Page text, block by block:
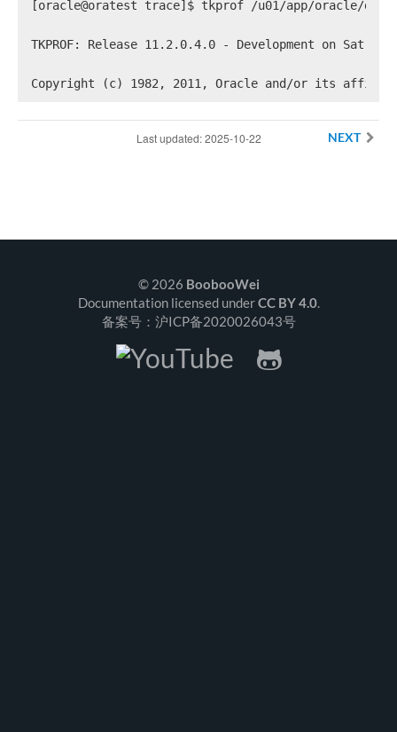
[oracle@oratest trace]$ tkprof /u01/app/oracle/
TKPROF: Release 11.2.0.4.0 - Development on Sat
Copyright (c) 1982, 2011, Oracle and/or its
Last updated: 2025-10-22 NEXT
© 2026 BoobooWei
Documentation licensed underCC BY 4.0.
备案号：沪ICP备2020026043号